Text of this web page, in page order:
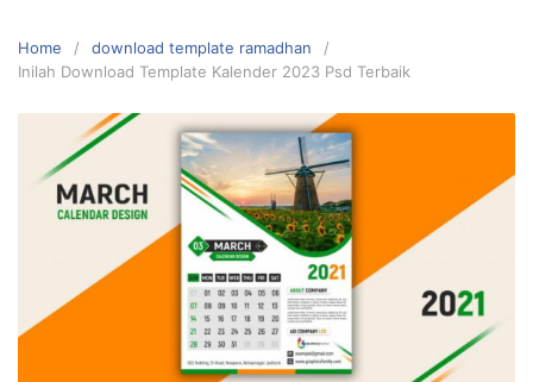
Home
download template ramadhan
Inilah Download Template Kalender 2023 Psd Terbaik